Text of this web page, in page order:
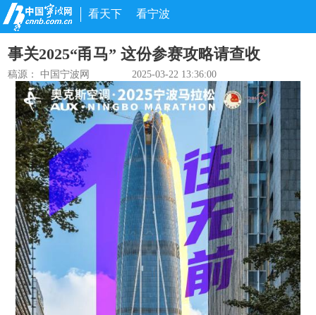
看天下 看宁波
事关2025“甬马” 这份参赛攻略请查收
稿源： 中国宁波网 2025-03-22 13:36:00